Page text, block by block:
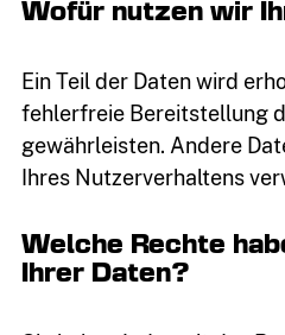
Wofür nutzen wir
Ein Teil der Daten wird
fehlerfreie Bereitstellung
gewährleisten. Andere
Ihres Nutzerverhaltens
Welche Rechte
Ihrer Daten?